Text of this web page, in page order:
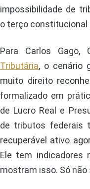
impossibilidade de
o terço constitucional
Para Carlos Gago,
Tributária, o cenário
muito direito
formalizado em
de Lucro Real e
de tributos federais
recuperável ativo
Ele tem indicadores
mostram isso. Só não